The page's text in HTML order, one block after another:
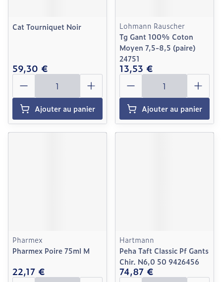
Cat Tourniquet Noir
59,30 €
Quantité
Ajouter au panier
Lohmann Rauscher
Tg Gant 100% Coton
Moyen 7,5-8,5 (paire)
24751
13,53 €
Quantité
Ajouter au panier
Pharmex
Pharmex Poire 75ml M
22,17 €
Hartmann
Peha Taft Classic Pf Gants
Chir. N6,0 50 9426456
74,87 €